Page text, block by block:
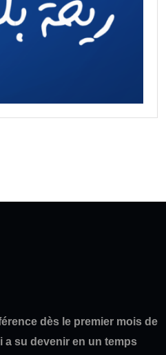
dès le premier mois de
a su devenir en un temps